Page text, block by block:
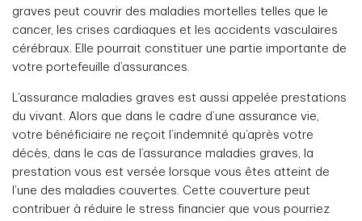
graves peut couvrir des maladies mortelles telles que le
cancer, les crises cardiaques et les accidents vasculaires
cérébraux. Elle pourrait constituer une partie importante de
votre portefeuille d’assurances.
L’assurance maladies graves est aussi appelée prestations
du vivant. Alors que dans le cadre d’une assurance vie,
votre bénéficiaire ne reçoit l’indemnité qu’après votre
décès, dans le cas de l’assurance maladies graves, la
prestation vous est versée lorsque vous êtes atteint de
l’une des maladies couvertes. Cette couverture peut
contribuer à réduire le stress financier que vous pourriez